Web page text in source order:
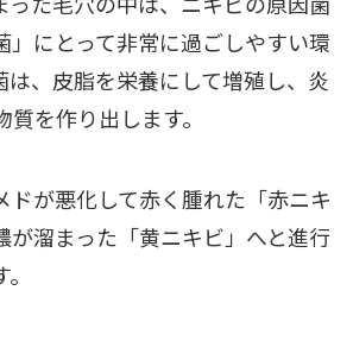
った毛穴の中は、ニキビの原因菌
」にとって非常に過ごしやすい環
は、皮脂を栄養にして増殖し、炎
を作り出します。
ドが悪化して赤く腫れた「赤ニキ
が溜まった「黄ニキビ」へと進行